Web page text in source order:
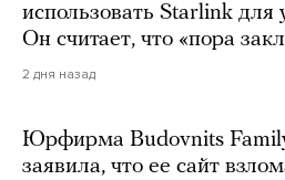
использовать Starlink для
Он считает, что «пора
2 дня назад
Юрфирма Budovnits
заявила, что ее сайт